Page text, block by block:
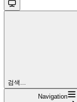
검색...
Navigation